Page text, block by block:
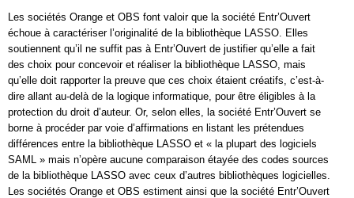
Les sociétés Orange et OBS font valoir que la société Entr’Ouvert
échoue à caractériser l’originalité de la bibliothèque LASSO. Elles
soutiennent qu’il ne suffit pas à Entr’Ouvert de justifier qu’elle a fait
des choix pour concevoir et réaliser la bibliothèque LASSO, mais
qu’elle doit rapporter la preuve que ces choix étaient créatifs, c’est-à-
dire allant au-delà de la logique informatique, pour être éligibles à la
protection du droit d’auteur. Or, selon elles, la société Entr’Ouvert se
borne à procéder par voie d’affirmations en listant les prétendues
différences entre la bibliothèque LASSO et « la plupart des logiciels
SAML » mais n’opère aucune comparaison étayée des codes sources
de la bibliothèque LASSO avec ceux d’autres bibliothèques logicielles.
Les sociétés Orange et OBS estiment ainsi que la société Entr’Ouvert